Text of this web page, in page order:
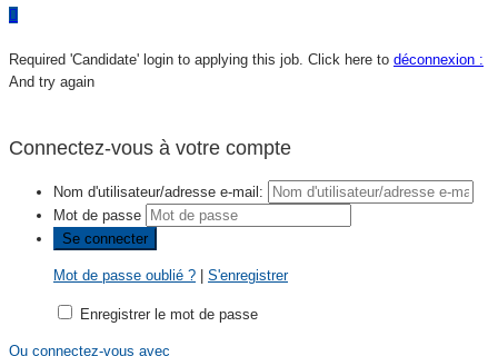
Required 'Candidate' login to applying this job. Click here to déconnexion :
And try again
Connectez-vous à votre compte
Nom d'utilisateur/adresse e-mail:
Mot de passe
Mot de passe oublié ? S'enregistrer
Enregistrer le mot de passe
Ou connectez-vous avec